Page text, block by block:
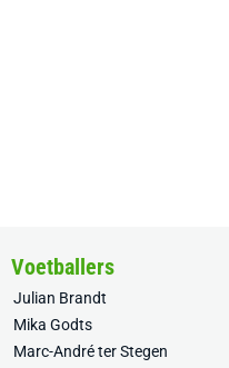
Voetballers
Julian Brandt
Mika Godts
Marc-André ter Stegen